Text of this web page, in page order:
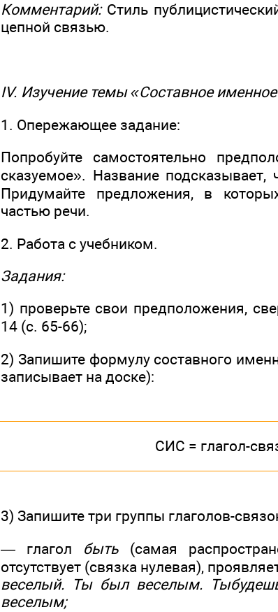
Комментарий:Стиль
цепной связью.
IV. Изучение темы «Составное
1. Опережающее задание:
Попробуйте самостоятельно
сказуемое». Название
Придумайте предложения, в
частью речи.
2. Работа с учебником.
Задания:
1) проверьте свои предположения,
14 (с. 65-66);
2) Запишите формулу составного
записывает на доске):
СИС = глагол-
3) Запишите три группы глаголов-
— глагол быть(самая
отсутствует (связка нулевая),
веселый. Ты был веселым. Ты
веселым;